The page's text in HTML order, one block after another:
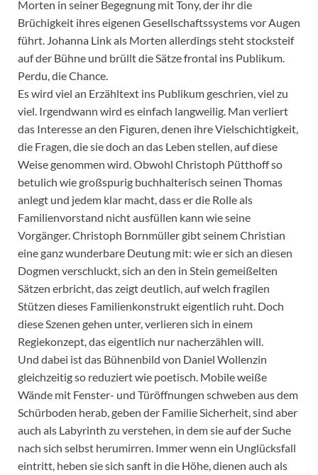
Morten in seiner Begegnung mit Tony, der ihr die
Brüchigkeit ihres eigenen Gesellschaftssystems vor Augen
führt. Johanna Link als Morten allerdings steht stocksteif
auf der Bühne und brüllt die Sätze frontal ins Publikum.
Perdu, die Chance.
Es wird viel an Erzähltext ins Publikum geschrien, viel zu
viel. Irgendwann wird es einfach langweilig. Man verliert
das Interesse an den Figuren, denen ihre Vielschichtigkeit,
die Fragen, die sie doch an das Leben stellen, auf diese
Weise genommen wird. Obwohl Christoph Pütthoff so
betulich wie großspurig buchhalterisch seinen Thomas
anlegt und jedem klar macht, dass er die Rolle als
Familienvorstand nicht ausfüllen kann wie seine
Vorgänger. Christoph Bornmüller gibt seinem Christian
eine ganz wunderbare Deutung mit: wie er sich an diesen
Dogmen verschluckt, sich an den in Stein gemeißelten
Sätzen erbricht, das zeigt deutlich, auf welch fragilen
Stützen dieses Familienkonstrukt eigentlich ruht. Doch
diese Szenen gehen unter, verlieren sich in einem
Regiekonzept, das eigentlich nur nacherzählen will.
Und dabei ist das Bühnenbild von Daniel Wollenzin
gleichzeitig so reduziert wie poetisch. Mobile weiße
Wände mit Fenster- und Türöffnungen schweben aus dem
Schürboden herab, geben der Familie Sicherheit, sind aber
auch als Labyrinth zu verstehen, in dem sie auf der Suche
nach sich selbst herumirren. Immer wenn ein Unglücksfall
eintritt, heben sie sich sanft in die Höhe, dienen auch als